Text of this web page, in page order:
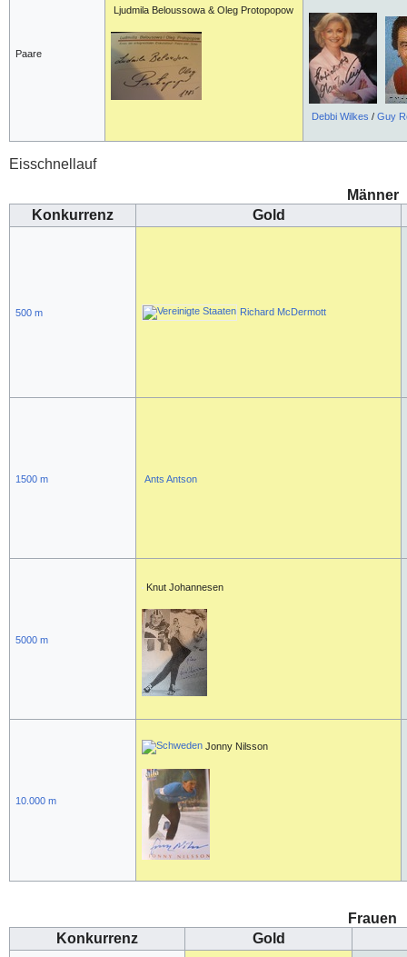
Paare
Ljudmila Beloussowa & Oleg Protopopow
Debbi Wilkes /Guy
Eisschnellauf
Männer
Konkurrenz
Gold
500 m Richard McDermott
1500 m Ants Antson
5000 m
Knut Johannesen
10.000 m
Jonny Nilsson
Frauen
Konkurrenz
Gold